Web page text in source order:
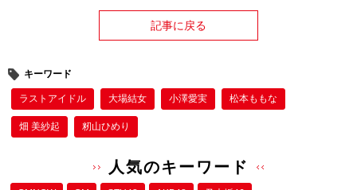
記事に戻る
キーワード
ラストアイドル 大場結女 小澤愛実 松本ももな
畑 美紗起 籾山ひめり
人気のキーワード